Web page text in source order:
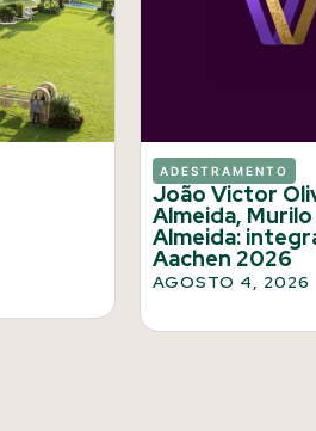
ADESTRAMENTO
João Victor
Almeida,
Almeida:
Aachen 2026
AGOSTO 4, 2026